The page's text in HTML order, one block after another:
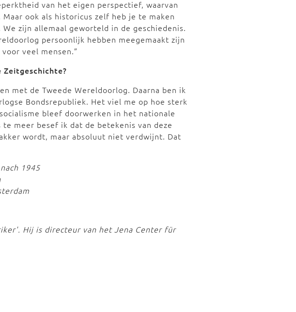
van het eigen perspectief, waarvan
ook als historicus zelf heb je te maken
zijn allemaal geworteld in de geschiedenis.
persoonlijk hebben meegemaakt zijn
veel mensen.”
met de Tweede Wereldoorlog. Daarna ben ik
Bondsrepubliek. Het viel me op hoe sterk
bleef doorwerken in het nationale
meer besef ik dat de betekenis van deze
wordt, maar absoluut niet verdwijnt. Dat
1945
Hij is directeur van het Jena Center für